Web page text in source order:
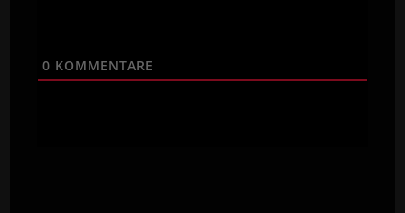
0 KOMMENTARE